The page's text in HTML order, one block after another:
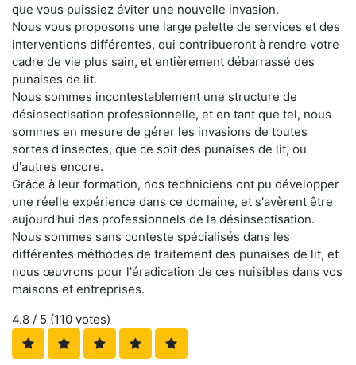
que vous puissiez éviter une nouvelle invasion.
Nous vous proposons une large palette de services et des
interventions différentes, qui contribueront à rendre votre
cadre de vie plus sain, et entièrement débarrassé des
punaises de lit.
Nous sommes incontestablement une structure de
désinsectisation professionnelle, et en tant que tel, nous
sommes en mesure de gérer les invasions de toutes
sortes d'insectes, que ce soit des punaises de lit, ou
d'autres encore.
Grâce à leur formation, nos techniciens ont pu développer
une réelle expérience dans ce domaine, et s'avèrent être
aujourd'hui des professionnels de la désinsectisation.
Nous sommes sans conteste spécialisés dans les
différentes méthodes de traitement des punaises de lit, et
nous œuvrons pour l'éradication de ces nuisibles dans vos
maisons et entreprises.
4.8 / 5 (110 votes)